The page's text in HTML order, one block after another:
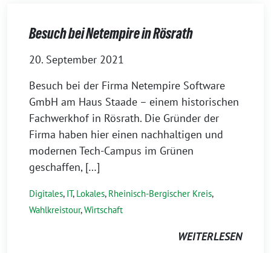
Besuch bei Netempire in Rösrath
20. September 2021
Besuch bei der Firma Netempire Software
GmbH am Haus Staade – einem historischen
Fachwerkhof in Rösrath. Die Gründer der
Firma haben hier einen nachhaltigen und
modernen Tech-Campus im Grünen
geschaffen, […]
Digitales, IT, Lokales, Rheinisch-Bergischer Kreis,
Wahlkreistour,Wirtschaft
WEITERLESEN